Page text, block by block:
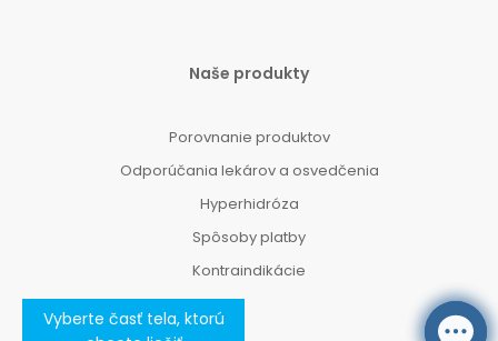
Vyberte časť tela, ktorú
Naše produkty
Porovnanie produktov
Odporúčania lekárov a osvedčenia
Hyperhidróza
Spôsoby platby
Kontraindikácie